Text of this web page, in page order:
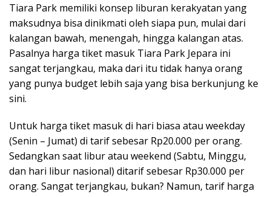
Tiara Park memiliki konsep liburan kerakyatan yang
maksudnya bisa dinikmati oleh siapa pun, mulai dari
kalangan bawah, menengah, hingga kalangan atas.
Pasalnya harga tiket masuk Tiara Park Jepara ini
sangat terjangkau, maka dari itu tidak hanya orang
yang punya budget lebih saja yang bisa berkunjung ke
sini.
Untuk harga tiket masuk di hari biasa atau weekday
(Senin – Jumat) di tarif sebesar Rp20.000 per orang.
Sedangkan saat libur atau weekend (Sabtu, Minggu,
dan hari libur nasional) ditarif sebesar Rp30.000 per
orang. Sangat terjangkau, bukan? Namun, tarif harga